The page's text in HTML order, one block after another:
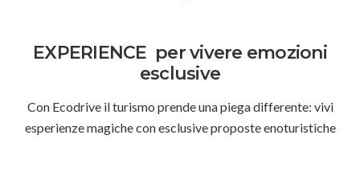
EXPERIENCE per vivere emozioni
esclusive
Con Ecodrive il turismo prende una piega differente: vivi
esperienze magiche con esclusive proposte enoturistiche